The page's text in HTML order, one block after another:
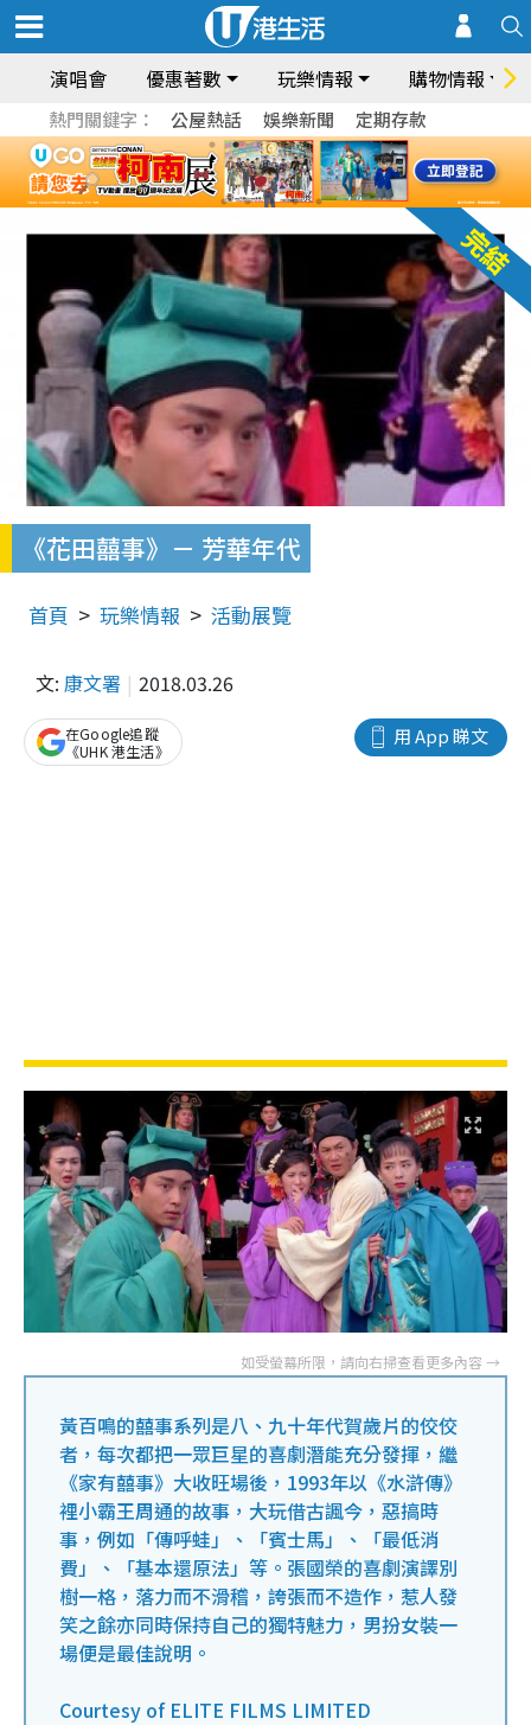
演唱會 優惠著數 玩樂情報 購物情報
熱門關鍵字： 公屋熱話 娛樂新聞 定期存款
《花田囍事》－ 芳華年代
首頁 玩樂情報 活動展覽
文: 康文署 2018.03.26
用 App 睇文
在Google追蹤
《UHK 港生活》
黃百鳴的囍事系列是八、九十年代賀歲片的佼佼
者，每次都把一眾巨星的喜劇潛能充分發揮，繼
《家有囍事》大收旺場後，1993年以《水滸傳》
裡小霸王周通的故事，大玩借古諷今，惡搞時
事，例如「傳呼蛙」、「賓士馬」、「最低消
費」、「基本還原法」等。張國榮的喜劇演譯別
樹一格，落力而不滑稽，誇張而不造作，惹人發
笑之餘亦同時保持自己的獨特魅力，男扮女裝一
場便是最佳說明。
Courtesy of ELITE FILMS LIMITED